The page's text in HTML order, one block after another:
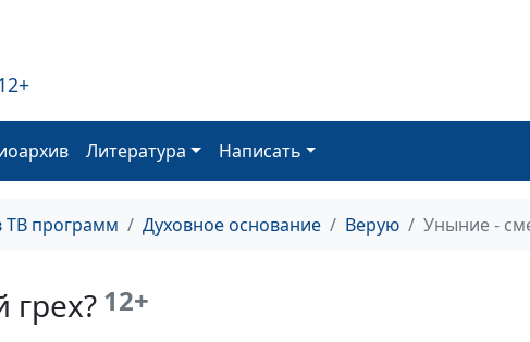
Литература Написать
ТВ программ Духовное основание Верую Уныние -
12+
Вера и